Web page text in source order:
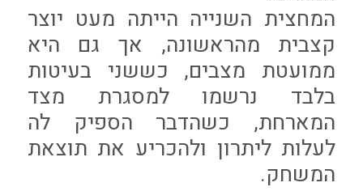
המחצית השנייה הייתה מעט יוצר
קצבית מהראשונה, אך גם היא
ממועטת מצבים, כששני בעיטות
בלבד נרשמו למסגרת מצד
המארחת, כשהדבר הספיק לה
לעלות ליתרון ולהכריע את תוצאת
המשחק.